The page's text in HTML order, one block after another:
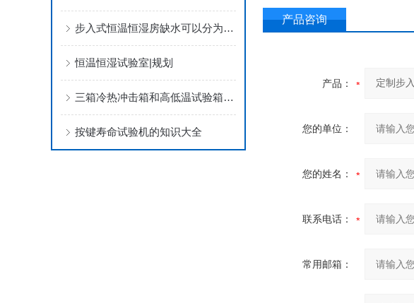
步入式恒温恒湿房缺水可以分为哪两种情况
恒温恒湿试验室|规划
三箱冷热冲击箱和高低温试验箱的区别是什么
按键寿命试验机的知识大全
产品咨询
产品：
您的单位：
您的姓名：
联系电话：
常用邮箱：